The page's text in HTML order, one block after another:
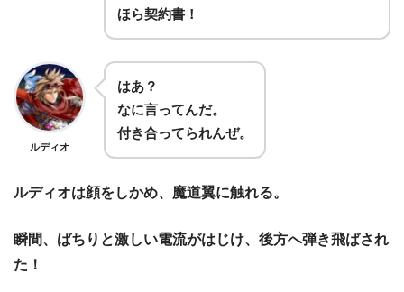
ほら契約書！
ルディオ
はあ？
なに言ってんだ。
付き合ってられんぜ。
ルディオは顔をしかめ、魔道翼に触れる。
瞬間、ばちりと激しい電流がはじけ、後方へ弾き飛ばされ
た！